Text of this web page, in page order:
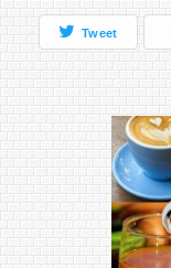
Tweet